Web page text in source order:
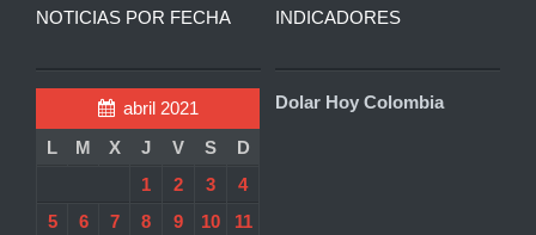
NOTICIAS POR FECHA
abril 2021
L
M X J V S
D
1
2 3
4
5
6 7 8 9 10
11
INDICADORES
Dolar Hoy Colombia